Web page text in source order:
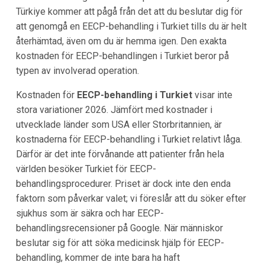
Türkiye kommer att pågå från det att du beslutar dig för
att genomgå en EECP-behandling i Turkiet tills du är helt
återhämtad, även om du är hemma igen. Den exakta
kostnaden för EECP-behandlingen i Turkiet beror på
typen av involverad operation.
Kostnaden för EECP-behandling i Turkietvisar inte
stora variationer 2026. Jämfört med kostnader i
utvecklade länder som USA eller Storbritannien, är
kostnaderna för EECP-behandling i Turkiet relativt låga.
Därför är det inte förvånande att patienter från hela
världen besöker Turkiet för EECP-
behandlingsprocedurer. Priset är dock inte den enda
faktorn som påverkar valet; vi föreslår att du söker efter
sjukhus som är säkra och har EECP-
behandlingsrecensioner på Google. När människor
beslutar sig för att söka medicinsk hjälp för EECP-
behandling, kommer de inte bara ha haft